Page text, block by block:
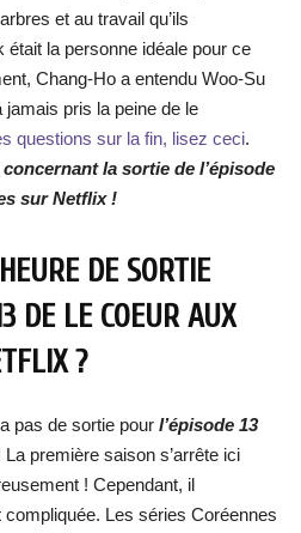
et au travail qu’ils
la personne idéale pour ce
Chang-Ho a entendu Woo-Su
jamais pris la peine de le
questions sur la fin, lisez ceci.
concernant la sortie de l’épisode
sur Netflix !
DE SORTIE
DE LE COEUR AUX
?
pas de sortie pour l’épisode 13
La première saison s’arrête ici
! Cependant, il
compliquée. Les séries Coréennes